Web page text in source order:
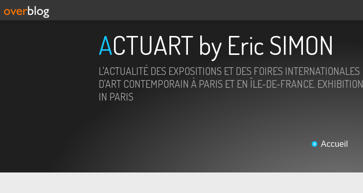
ACTUART by Eric SIMON
L'ACTUALITÉ DES EXPOSITIONS ET DES FOIRES INTERNATIONALES
D'ART CONTEMPORAIN À PARIS ET EN ÎLE-DE-FRANCE. EXHIBITION
IN PARIS
Accueil